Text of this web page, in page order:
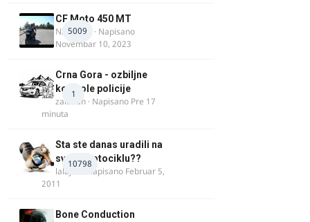
5009
CF Moto 450 MT
NIKOLA 1
· Napisano
Novembar 10, 2023
1
Crna Gora - ozbiljne
kontrole policije
zaludan · Napisano Pre 17
minuta
10798
Sta ste danas uradili na
svom motociklu??
lalajko · Napisano Februar 5,
2011
Bone Conduction